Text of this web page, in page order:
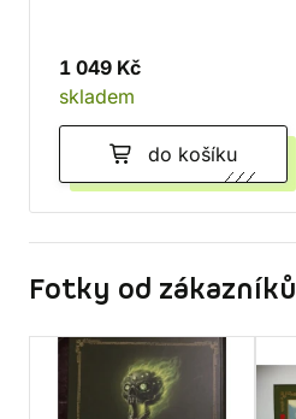
1 049 Kč
skladem
do košíku
Fotky od zákazníků